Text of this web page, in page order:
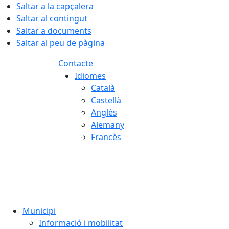
Saltar a la capçalera
Saltar al contingut
Saltar a documents
Saltar al peu de pàgina
Contacte
Idiomes
Català
Castellà
Anglès
Alemany
Francès
Municipi
Informació i mobilitat